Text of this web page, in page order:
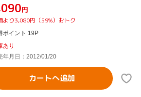
円
より3,080円（59%）おトク
ポイント 19P
あり
年月日：2012/01/20
カートへ追加